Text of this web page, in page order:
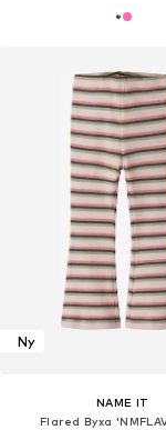
Ny
NAME IT
Flared Byxa